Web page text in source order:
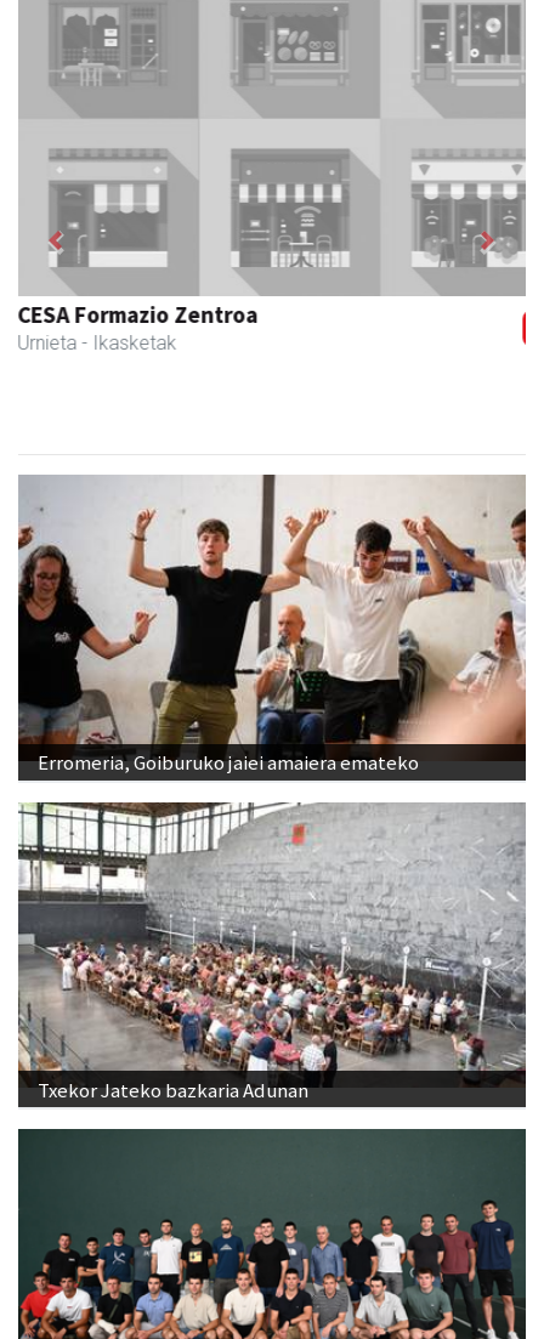
Muazpi harategia
Urnieta - Harategiak
Previous Next
Erromeria, Goiburuko jaiei amaiera emateko
Txekor Jateko bazkaria Adunan